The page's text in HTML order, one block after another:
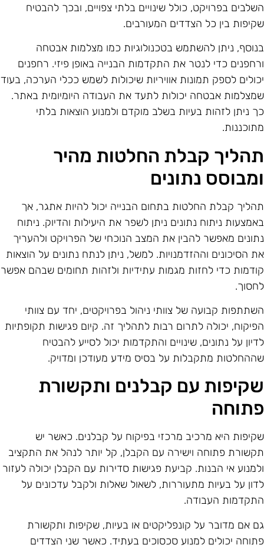
בפרויקט, כולל שינויים בלתי צפויים, ובכך להבטיח
בין כל הצדדים המעורבים.
ניתן להשתמש בטכנולוגיות כמו מצלמות אבטחה
כדי לנטר את התקדמות הבנייה באופן פיזי. רחפנים
לספק תמונות אוויריות שיכולות לשמש ככלי הערכה, בעוד
אבטחה יכולות לתעד את העבודה היומיומית באתר.
ניתן לזהות בעיות בשלב מוקדם ולמנוע הוצאות בלתי
קבלת החלטות מהיר
נתונים
קבלת החלטות בתחום הבנייה יכול להיות אתגר, אך
ניתוח נתונים ניתן לשפר את היעילות והדיוק. ניתוח
מאפשר להבין את המצב הנוכחי של הפרויקט ולהעריך
הסיכונים וההזדמנויות. למשל, ניתן לנתח נתונים על הוצאות
כדי לחזות מגמות עתידיות ולזהות תחומים שבהם אפשר
קבועה של צוותי ניהול בפרויקטים, יחד עם צוותי
יכולה לתרום רבות לתהליך זה. קיום פגישות תקופתיות
על נתונים, שינויים והתקדמות יכול לסייע להבטיח
מתקבלות על בסיס מידע מעודכן ומדויק.
עם קבלנים ותקשורת
היא מרכיב מרכזי בפיקוח על קבלנים. כאשר יש
פתוחה וישירה עם הקבלן, קל יותר לנהל את התקציב
אי הבנות. קביעת פגישות סדירות עם הקבלן יכולה לעזור
על בעיות מתעוררות, לשאול שאלות ולקבל עדכונים על
העבודה.
אם מדובר על קונפליקטים או בעיות, שקיפות ותקשורת
יכולים למנוע סכסוכים בעתיד. כאשר שני הצדדים